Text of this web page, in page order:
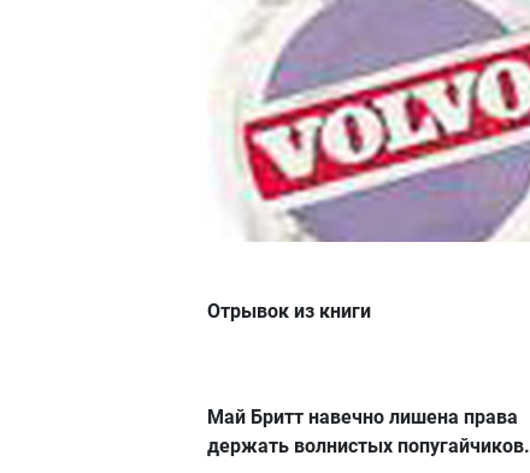
Отрывок из книги
Май Бритт навечно лишена права
держать волнистых попугайчиков.